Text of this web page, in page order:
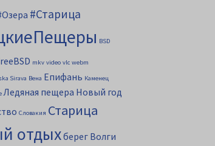
#Старица
BSD
mkv video vlc webm
Sirava Вена Епифань Каменец
Ледяная пещера Новый год
Словакия Старица
отдыхберег Волги